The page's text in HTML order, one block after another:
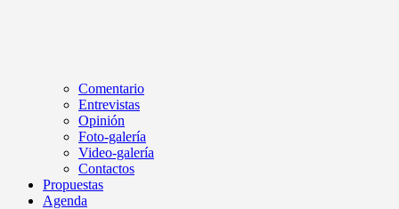
Comentario
Entrevistas
Opinión
Foto-galería
Video-galería
Contactos
Propuestas
Agenda